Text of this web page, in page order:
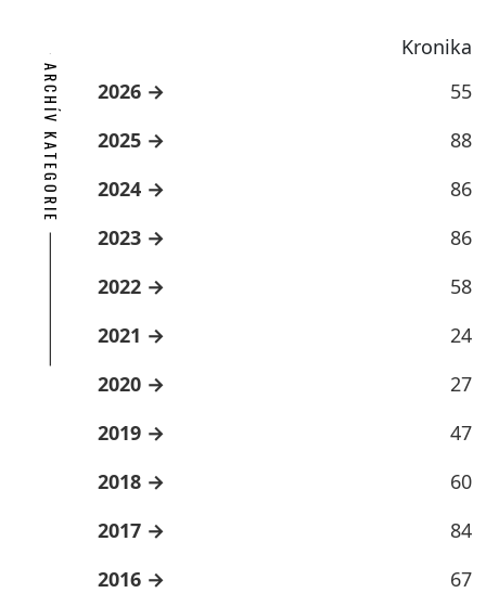
Kronika
ARCHÍV KATEGORIE 2026
55
2025
88
2024
86
2023
86
2022
58
2021
24
2020
27
2019
47
2018
60
2017
84
2016
67